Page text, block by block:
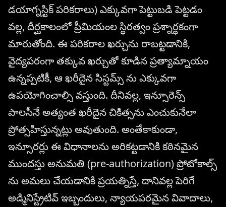
డయాగ్నస్టిక్ పరికరాలు) ఎక్కువగా పెట్టుబడి పెట్టడం
వల్ల, దీర్ఘకాలంలో ప్రీమియంల స్థిరత్వం ప్రశ్నార్థకంగా
మారుతోంది. ఈ పరికరాల ఖర్చును రాబట్టడానికి,
వైద్యపరంగా తక్కువ ఖర్చుతో కూడిన ప్రత్యామ్నాయం
ఉన్నప్పటికీ, ఆ ఖరీదైన సిస్టమ్స్ ను ఎక్కువగా
ఉపయోగించాల్సి వస్తుంది. దీనివల్ల, ఇన్సూరెన్స్
పాలసీనే అత్యంత ఖరీదైన చికిత్సను ఎంచుకునేలా
ప్రోత్సహిస్తున్నట్లు అవుతుంది. అంతేకాకుండా,
ఇన్సూరర్లు ఈ విధానాలను అరికట్టడానికి కఠినమైన
ముందస్తు అనుమతి (pre-authorization) ప్రోటోకాల్స్
ను అమలు చేయడానికి ప్రయత్నిస్తే, దానివల్ల పెరిగే
అడ్మినిస్ట్రేటివ్ ఇబ్బందులు, న్యాయపరమైన వివాదాలు,